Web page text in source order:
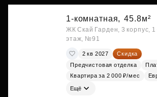
1-комнатная, 45.8м²
ЖК Скай Гарден, 3 корпус, 1
этаж, №91
2 кв 2027
Скидка
Предчистовая отделка
Квартира за 2 000 ₽/мес
Ещё